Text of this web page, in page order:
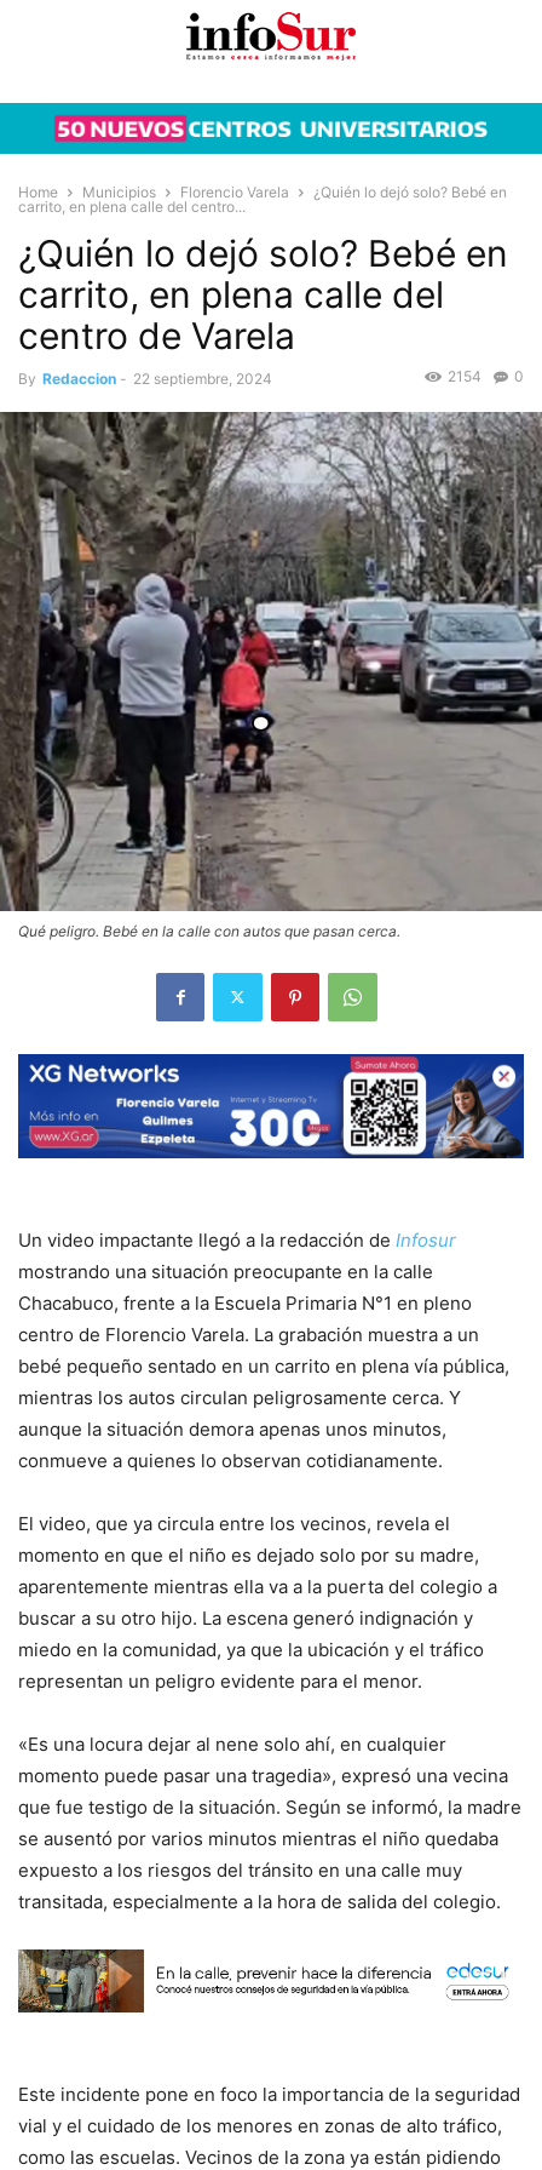
Home Municipios Florencio Varela
¿Quién lo dejó solo? Bebé en
carrito, en plena calle del centro...
¿Quién lo dejó solo? Bebé en
carrito, en plena calle del
centro de Varela
By Redaccion - 22 septiembre, 2024 0
2154
Qué peligro. Bebé en la calle con autos que pasan cerca.
Un video impactante llegó a la redacción de Infosur
mostrando una situación preocupante en la calle
Chacabuco, frente a la Escuela Primaria N°1 en pleno
centro de Florencio Varela. La grabación muestra a un
bebé pequeño sentado en un carrito en plena vía pública,
mientras los autos circulan peligrosamente cerca. Y
aunque la situación demora apenas unos minutos,
conmueve a quienes lo observan cotidianamente.
El video, que ya circula entre los vecinos, revela el
momento en que el niño es dejado solo por su madre,
aparentemente mientras ella va a la puerta del colegio a
buscar a su otro hijo. La escena generó indignación y
miedo en la comunidad, ya que la ubicación y el tráfico
representan un peligro evidente para el menor.
«Es una locura dejar al nene solo ahí, en cualquier
momento puede pasar una tragedia», expresó una vecina
que fue testigo de la situación. Según se informó, la madre
se ausentó por varios minutos mientras el niño quedaba
expuesto a los riesgos del tránsito en una calle muy
transitada, especialmente a la hora de salida del colegio.
Este incidente pone en foco la importancia de la seguridad
vial y el cuidado de los menores en zonas de alto tráfico,
como las escuelas. Vecinos de la zona ya están pidiendo